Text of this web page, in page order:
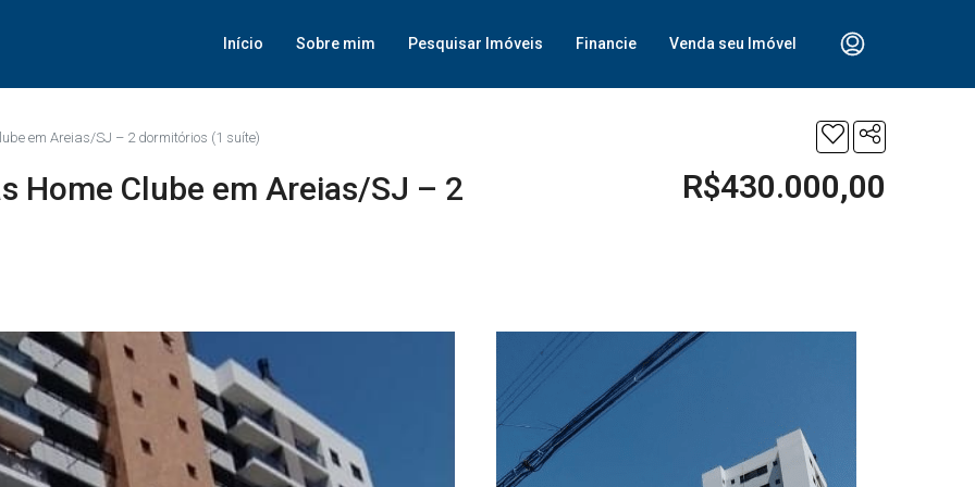
Início Sobre mim Pesquisar Imóveis Financie Venda seu Imóvel
em Areias/SJ – 2 dormitórios (1 suíte)
Home Clube em Areias/SJ – 2 R$430.000,00